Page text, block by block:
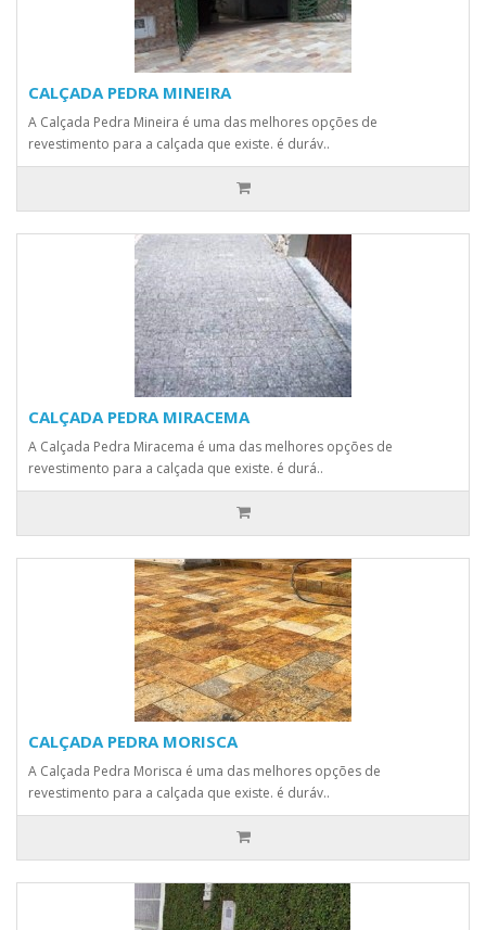
CALÇADA PEDRA MINEIRA
A Calçada Pedra Mineira é uma das melhores opções de
revestimento para a calçada que existe. é duráv..
CALÇADA PEDRA MIRACEMA
A Calçada Pedra Miracema é uma das melhores opções de
revestimento para a calçada que existe. é durá..
CALÇADA PEDRA MORISCA
A Calçada Pedra Morisca é uma das melhores opções de
revestimento para a calçada que existe. é duráv..